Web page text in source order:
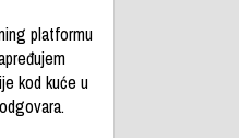
platformu
kod kuće u